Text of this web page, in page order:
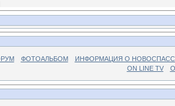
ФОТОАЛЬБОМ
ИНФОРМАЦИЯ О
ON LINE TV